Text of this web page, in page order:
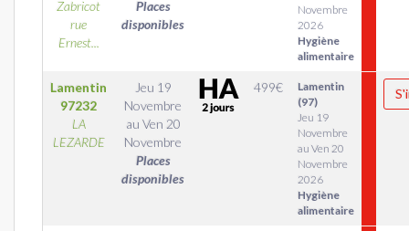
Zabricot
rue
Ernest...
Places
disponibles
Novembre
2026
Hygiène
alimentaire
Lamentin
97232
LA
LEZARDE
Jeu 19
Novembre
au Ven 20
Novembre
Places
disponibles
499€
Lamentin
(97)
Jeu 19
Novembre
au Ven 20
Novembre
2026
Hygiène
alimentaire